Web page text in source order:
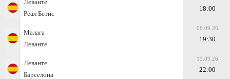
Леванте
Реал Бетис
18:00
Малага
Леванте
06.09.26
19:30
Леванте
Барселона
13.09.26
22:00